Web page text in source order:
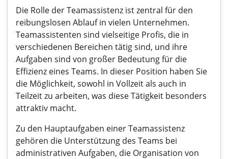
Die Rolle der Teamassistenz ist zentral für den
reibungslosen Ablauf in vielen Unternehmen.
Teamassistenten sind vielseitige Profis, die in
verschiedenen Bereichen tätig sind, und ihre
Aufgaben sind von großer Bedeutung für die
Effizienz eines Teams. In dieser Position haben Sie
die Möglichkeit, sowohl in Vollzeit als auch in
Teilzeit zu arbeiten, was diese Tätigkeit besonders
attraktiv macht.
Zu den Hauptaufgaben einer Teamassistenz
gehören die Unterstützung des Teams bei
administrativen Aufgaben, die Organisation von